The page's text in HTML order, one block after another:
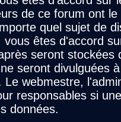
de ce forum ont
quel sujet de
vous êtes d'accord
seront stockées
seront divulguées
Le webmestre,
responsables si
données.